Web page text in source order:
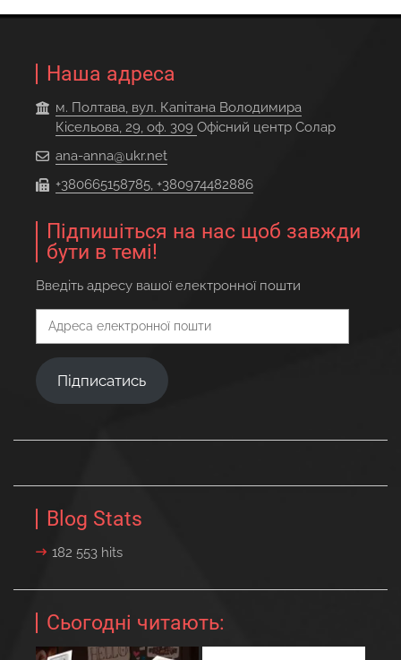
Наша адреса
м. Полтава, вул. Капітана Володимира
Кісельова, 29, оф. 309 Офісний центр Солар
ana-anna@ukr.net
+380665158785, +380974482886
Підпишіться на нас щоб завжди
бути в темі!
Введіть адресу вашої електронної пошти
Адреса
електронної
пошти
Підписатись
Blog Stats
182 553 hits
Сьогодні читають: